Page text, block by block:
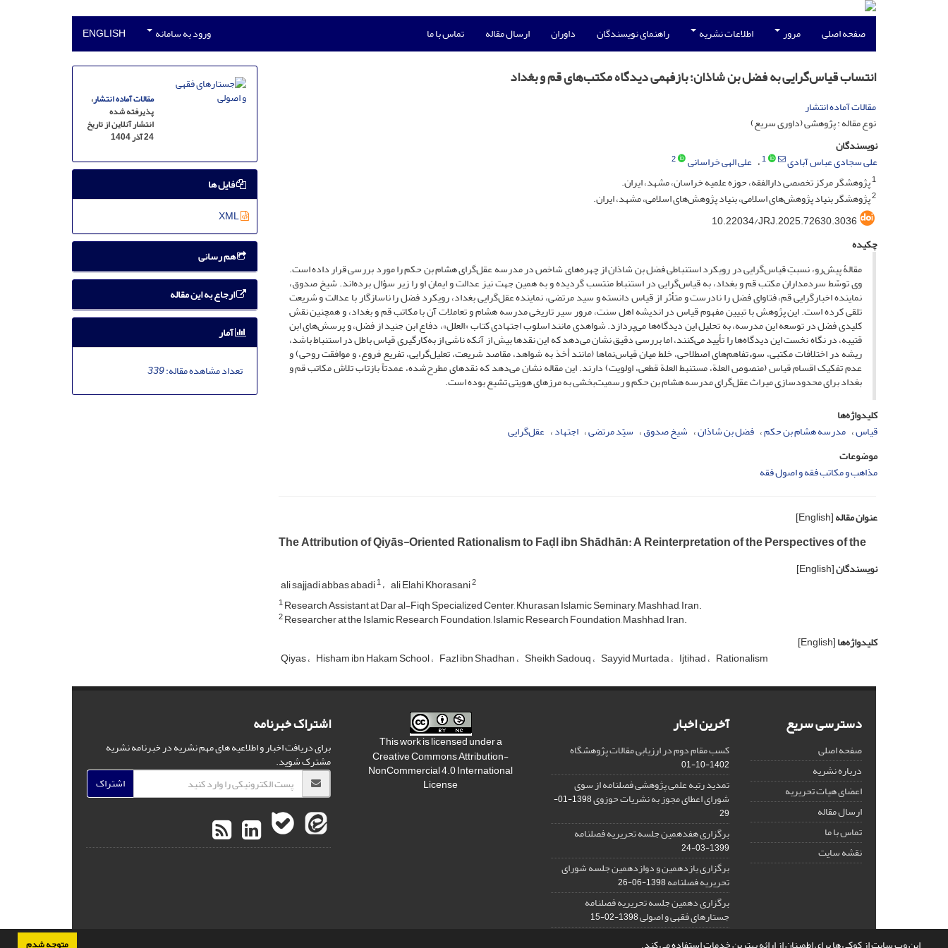
صفحه اصلی مرور اطلاعات نشریه راهنمای نویسندگان داوران ارسال مقاله تماس با ما ورود به سامانه ENGLISH
انتساب قیاس‌گرایی به فضل بن شاذان؛ بازفهمی دیدگاه‌ مکتب‌های قم و بغداد
مقالات آماده انتشار
نوع مقاله : پژوهشی (داوری سریع)
نویسندگان
علی سجادی عباس آبادی
1 علی الهی خراسانی
2
1پژوهشگر مرکز تخصصی دارالفقه، حوزه علمیه خراسان، مشهد، ایران.
2پژوهشگر بنیاد پژوهش‌های اسلامی، بنیاد پژوهش‌های اسلامی، مشهد، ایران.
10.22034/JRJ.2025.72630.3036
چکیده
مقالۀ پیش‌رو، نسبتِ قیاس‌گرایی در رویکرد استنباطی فضل بن شاذان از چهره‌های شاخص در مدرسه عقل‌گرای هشام بن حکم را مورد بررسی قرار داده است.
وی توسّط سردمداران مکتب قم و بغداد، به قیاس‌گرایی در استنباط منتسب گردیده و به همین جهت نیز عدالت و ایمان او را زیر سؤال برده‌اند. شیخ صدوق،
نماینده اخبارگرایی قم، فتاوای فضل را نادرست و متأثر از قیاس دانسته و سید مرتضی، نماینده عقل‌گرایی بغداد، رویکرد فضل را ناسازگار با عدالت و شریعت
تلقی کرده است. این پژوهش با تبیین مفهوم قیاس در اندیشه اهل سنت، مرور سیر تاریخی مدرسه هشام و تعاملات آن با مکاتب قم و بغداد، و همچنین نقش
کلیدی فضل در توسعه این مدرسه، به تحلیل این دیدگاه‌ها می‌پردازد. شواهدی مانند اسلوب اجتهادی کتاب «العلل»، دفاع ابن جنید از فضل، و پرسش‌های ابن
قتیبه، در نگاه نخست این دیدگاه‌ها را تأیید می‌کنند، اما بررسی دقیق نشان می‌دهد که این نقدها بیش از آنکه ناشی از به‌کارگیری قیاس باطل در استنباط باشد،
ریشه در اختلافات مکتبی، سوءتفاهم‌های اصطلاحی، خلط میان قیاس‌نماها (مانند أخذ به شواهد، مقاصد شریعت، تعلیل‌گرایی، تفریع فروع، و موافقت روحی) و
عدم تفکیک اقسام قیاس (منصوص العلة، مستنبط العلة قطعی، اولویت) دارند. این مقاله نشان می‌دهد که نقدهای مطرح‌شده، عمدتاً بازتاب تلاش مکاتب قم و
بغداد برای محدودسازی میراث عقل‌گرای مدرسه هشام بن حکم و رسمیت‌بخشی به مرزهای هویتی تشیع بوده است.
کلیدواژه‌ها
قیاس مدرسه هشام بن حکم فضل بن شاذان شیخ صدوق سیّد مرتضی اجتهاد عقل‌گرایی
موضوعات
مذاهب و مکاتب فقه و اصول فقه
عنوان مقاله[English]
The Attribution of Qiyās-Oriented Rationalism to Faḍl ibn Shādhān: A Reinterpretation of the Perspectives of the
نویسندگان[English]
ali sajjadi abbas abadi1 ali Elahi Khorasani2
1Research Assistant at Dar al-Fiqh Specialized Center, Khurasan Islamic Seminary, Mashhad, Iran.
2Researcher at the Islamic Research Foundation, Islamic Research Foundation, Mashhad, Iran.
کلیدواژه‌ها[English]
Qiyas Hisham ibn Hakam School Fazl ibn Shadhan Sheikh Sadouq Sayyid Murtada Ijtihad Rationalism
مقالات آماده انتشار،
پذیرفته شده
انتشار آنلاین از تاریخ
24 آذر 1404
فایل ها
XML
هم رسانی
ارجاع به این مقاله
آمار
تعداد مشاهده مقاله:339
دسترسی سریع
صفحه اصلی
درباره نشریه
اعضای هیات تحریریه
ارسال مقاله
تماس با ما
نقشه سایت
آخرین اخبار
کسب مقام دوم در ارزیابی مقالات پژوهشگاه
1402-10-01
تمدید رتبه علمی پژوهشی فصلنامه از سوی
شورای اعطای مجوز به نشریات حوزوی
1398-01-
29
برگزاری هفدهمین جلسه تحریریه فصلنامه
1399-03-24
برگزاری یازدهمین و دوازدهمین جلسه شورای
تحریریه فصلنامه1398-06-26
برگزاری دهمین جلسه تحریریه فصلنامه
جستارهای فقهی و اصولی1398-02-15
This work is licensed under a
Creative Commons Attribution-
NonCommercial 4.0 International
License
اشتراک خبرنامه
برای دریافت اخبار و اطلاعیه های مهم نشریه در خبرنامه نشریه
مشترک شوید.
اشتراک